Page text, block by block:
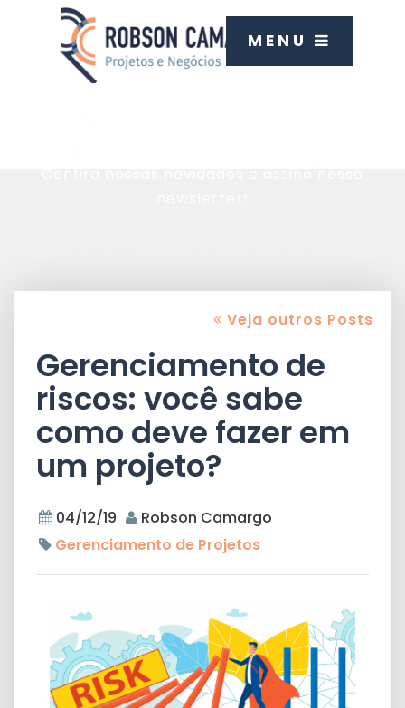
MENU
Veja outros Posts
Gerenciamento de
riscos: você sabe
como deve fazer em
um projeto?
04/12/19
Robson Camargo
Gerenciamento de Projetos